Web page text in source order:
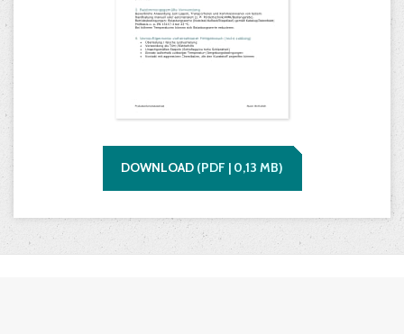
DOWNLOAD (PDF | 0,13 MB)